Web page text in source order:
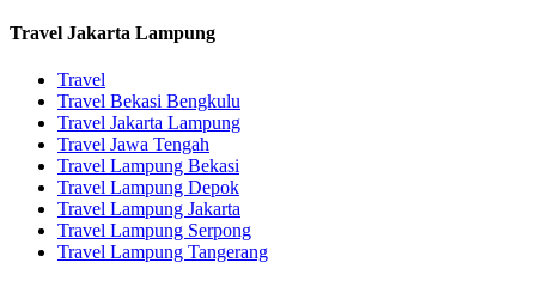
Travel Jakarta Lampung
Travel
Travel Bekasi Bengkulu
Travel Jakarta Lampung
Travel Jawa Tengah
Travel Lampung Bekasi
Travel Lampung Depok
Travel Lampung Jakarta
Travel Lampung Serpong
Travel Lampung Tangerang